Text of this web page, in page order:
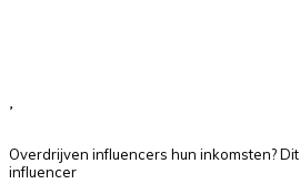
Overdrijven influencers hun inkomsten?
influencer